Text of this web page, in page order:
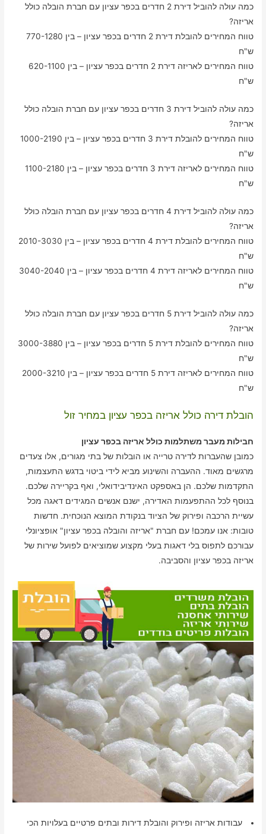
כמה עולה להוביל דירת 2 חדרים בכפר עציון עם חברת הובלה כולל
אריזה?
טווח המחירים להובלת דירת 2 חדרים בכפר עציון – בין 770-1280
ש"ח
טווח המחירים לאריזה דירת 2 חדרים בכפר עציון – בין 620-1100
ש"ח
כמה עולה להוביל דירת 3 חדרים בכפר עציון עם חברת הובלה כולל
אריזה?
טווח המחירים להובלת דירת 3 חדרים בכפר עציון – בין 1000-2190
ש"ח
טווח המחירים לאריזה דירת 3 חדרים בכפר עציון – בין 1100-2180
ש"ח
כמה עולה להוביל דירת 4 חדרים בכפר עציון עם חברת הובלה כולל
אריזה?
טווח המחירים להובלת דירת 4 חדרים בכפר עציון – בין 2010-3030
ש"ח
טווח המחירים לאריזה דירת 4 חדרים בכפר עציון – בין 3040-2040
ש"ח
כמה עולה להוביל דירת 5 חדרים בכפר עציון עם חברת הובלה כולל
אריזה?
טווח המחירים להובלת דירת 5 חדרים בכפר עציון – בין 3000-3880
ש"ח
טווח המחירים לאריזה דירת 5 חדרים בכפר עציון – בין 2000-3210
ש"ח
הובלת דירה כולל אריזה בכפר עציון במחיר זול
חבילות מעבר משתלמות כולל אריזה בכפר עציון
כמובן שהעברות לדירה טרייה או הובלות של בתי מגורים, אלו צעדים
מרגשים מאוד. ההעברה והשינוע מביא לידי ביטוי בדגש התעצמות,
התקדמות שלכם. הן באספקט האינדיבידואלי, ואף בקריירה שלכם.
בנוסף לכל ההתפעמות האדירה, ישנם אנשים המגידים דאגה מכל
עשיית הרכבה ופירוק של הציוד בנקודת המוצא הנוכחית. חדשות
טובות: אנו עמכם! עם חברת "אריזה והובלה בכפר עציון" אופציונלי
עבורכם לתפוס בלי דאגות בעלי מקצוע שמוציאים לפועל שירות של
אריזה בכפר עציון והסביבה.
עבודות אריזה ופירוק והובלת דירות ובתים פרטיים בעלויות הכי